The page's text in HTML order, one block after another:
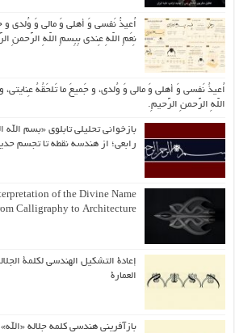
اُعیذُ نَفسی وَ أهلی وَ مالی وَ وُلدی و
نِعَمِ اللّهِ عِندی بِبِسمِ اللّهِ الرَّحمنِ
اُعیذُ نَفسی وَ أهلی وَ مالی وَ وُلدی، و جَمیعَ ما تَلحَقُهُ
اللّهِ الرَّحمنِ الرَّحیمِ.
بازخوانی تحلیلی تابلوی «بسم
رابعی؛ از هندسه نقطه تا تجسم
of the Divine Name
Calligraphy to Architecture
إعادة التشكيل الهندسي لكلمة
العمارة
بازآفرینی هندسی کلمه جلاله